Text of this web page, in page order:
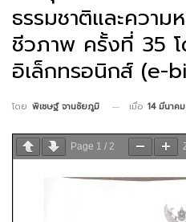
ธรรมชาติและความ
ชีวภาพ ครั้งที่ 35 โ
อิเล็กทรอนิกส์ (e-
โดย พิเชษฐ์ จานชัยภูมิ เมื่อ 14 มีนาค
Page 1 / 2